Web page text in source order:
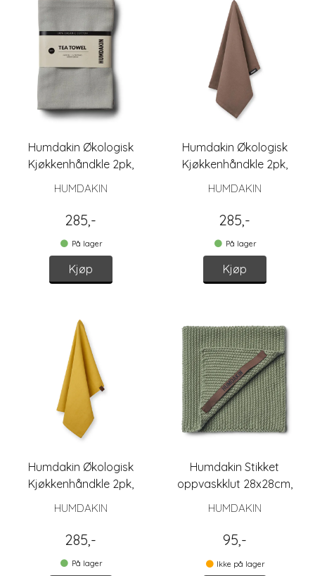
Humdakin Økologisk
Kjøkkenhåndkle 2pk,
HUMDAKIN
285,-
På lager
Kjøp
Humdakin Økologisk
Kjøkkenhåndkle 2pk,
HUMDAKIN
285,-
På lager
Kjøp
Humdakin Økologisk
Kjøkkenhåndkle 2pk,
Yellow Fall
HUMDAKIN
285,-
På lager
Humdakin Stikket
oppvaskklut 28x28cm,
Green Tea
HUMDAKIN
95,-
Ikke på lager